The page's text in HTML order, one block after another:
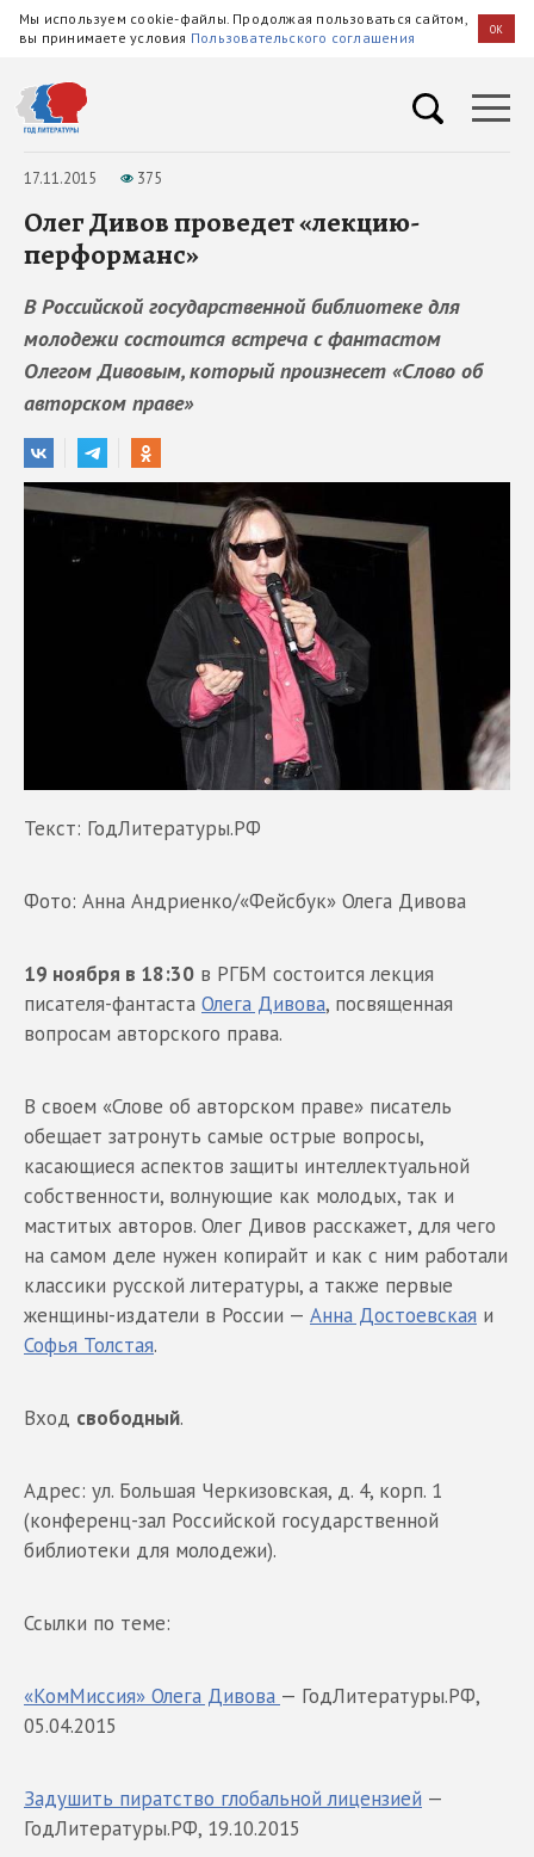
Мы используем cookie-файлы. Продолжая пользоваться сайтом,
вы принимаете условия Пользовательского соглашения OK
17.11.2015 375
Олег Дивов проведет «лекцию-
перформанс»
В Российской государственной библиотеке для
молодежи состоится встреча с фантастом
Олегом Дивовым, который произнесет «Слово об
авторском праве»
Текст: ГодЛитературы.РФ
Фото: Анна Андриенко/«Фейсбук» Олега Дивова
19 ноября в 18:30 в РГБМ состоится лекция
писателя-фантаста Олега Дивова, посвященная
вопросам авторского права.
В своем «Слове об авторском праве» писатель
обещает затронуть самые острые вопросы,
касающиеся аспектов защиты интеллектуальной
собственности, волнующие как молодых, так и
маститых авторов. Олег Дивов расскажет, для чего
на самом деле нужен копирайт и как с ним работали
классики русской литературы, а также первые
женщины-издатели в России — Анна Достоевская и
Софья Толстая.
Вход свободный.
Адрес: ул. Большая Черкизовская, д. 4, корп. 1
(конференц-зал Российской государственной
библиотеки для молодежи).
Ссылки по теме:
«КомМиссия» Олега Дивова — ГодЛитературы.РФ,
05.04.2015
Задушить пиратство глобальной лицензией —
ГодЛитературы.РФ, 19.10.2015